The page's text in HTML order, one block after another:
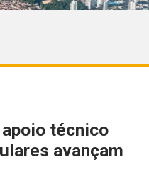
técnico
avançam